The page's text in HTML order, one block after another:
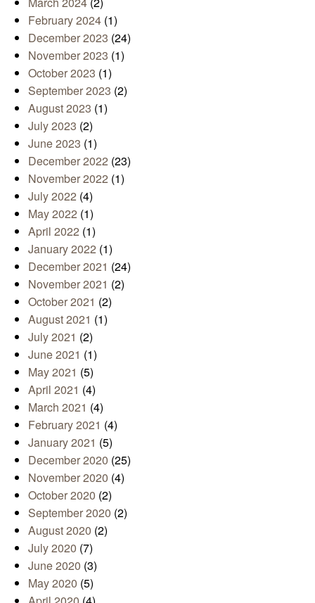
February 2024 (1)
December 2023 (24)
November 2023 (1)
October 2023 (1)
September 2023 (2)
August 2023 (1)
July 2023 (2)
June 2023 (1)
December 2022 (23)
November 2022 (1)
July 2022 (4)
May 2022 (1)
April 2022 (1)
January 2022 (1)
December 2021 (24)
November 2021 (2)
October 2021 (2)
August 2021 (1)
July 2021 (2)
June 2021 (1)
May 2021 (5)
April 2021 (4)
March 2021 (4)
February 2021 (4)
January 2021 (5)
December 2020 (25)
November 2020 (4)
October 2020 (2)
September 2020 (2)
August 2020 (2)
July 2020 (7)
June 2020 (3)
May 2020 (5)